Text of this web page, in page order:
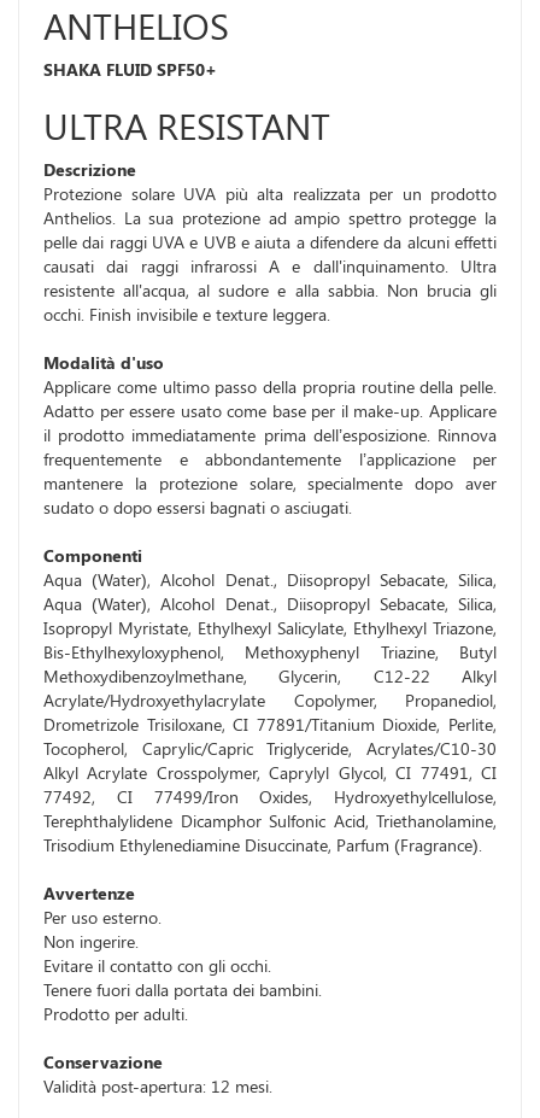
ANTHELIOS
SHAKA FLUID SPF50+
ULTRA RESISTANT
Descrizione
Protezione solare UVA più alta realizzata per un prodotto
Anthelios. La sua protezione ad ampio spettro protegge la
pelle dai raggi UVA e UVB e aiuta a difendere da alcuni effetti
causati dai raggi infrarossi A e dall'inquinamento. Ultra
resistente all'acqua, al sudore e alla sabbia. Non brucia gli
occhi. Finish invisibile e texture leggera.
Modalità d'uso
Applicare come ultimo passo della propria routine della pelle.
Adatto per essere usato come base per il make-up. Applicare
il prodotto immediatamente prima dell’esposizione. Rinnova
frequentemente e abbondantemente l’applicazione per
mantenere la protezione solare, specialmente dopo aver
sudato o dopo essersi bagnati o asciugati.
Componenti
Aqua (Water), Alcohol Denat., Diisopropyl Sebacate, Silica,
Aqua (Water), Alcohol Denat., Diisopropyl Sebacate, Silica,
Isopropyl Myristate, Ethylhexyl Salicylate, Ethylhexyl Triazone,
Bis-Ethylhexyloxyphenol, Methoxyphenyl Triazine, Butyl
Methoxydibenzoylmethane, Glycerin, C12-22 Alkyl
Acrylate/Hydroxyethylacrylate Copolymer, Propanediol,
Drometrizole Trisiloxane, CI 77891/Titanium Dioxide, Perlite,
Tocopherol, Caprylic/Capric Triglyceride, Acrylates/C10-30
Alkyl Acrylate Crosspolymer, Caprylyl Glycol, CI 77491, CI
77492, CI 77499/Iron Oxides, Hydroxyethylcellulose,
Terephthalylidene Dicamphor Sulfonic Acid, Triethanolamine,
Trisodium Ethylenediamine Disuccinate, Parfum (Fragrance).
Avvertenze
Per uso esterno.
Non ingerire.
Evitare il contatto con gli occhi.
Tenere fuori dalla portata dei bambini.
Prodotto per adulti.
Conservazione
Validità post-apertura: 12 mesi.